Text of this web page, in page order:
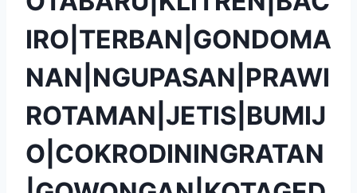
IRO|TERBAN|GONDOMA
NAN|NGUPASAN|PRAWI
ROTAMAN|JETIS|BUMIJ
O|COKRODININGRATAN